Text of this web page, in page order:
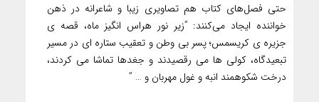
حتی فصل‌های کتاب هم تصاویری زیبا و شاعرانه در ذهن
خواننده ایجاد می‌کنند: ‌”زیر نور هراس انگیز ماه، قصه ی
جزیره ی کریسمس؛ پسر بی وطن و تعقیب ستاره ای در مسیر
تبعیدگاه، کولی ها می رقصیدند و جغدها تماشا می کردند،
درخت شکوهمند انبه و غول مهربان‌ و … ”